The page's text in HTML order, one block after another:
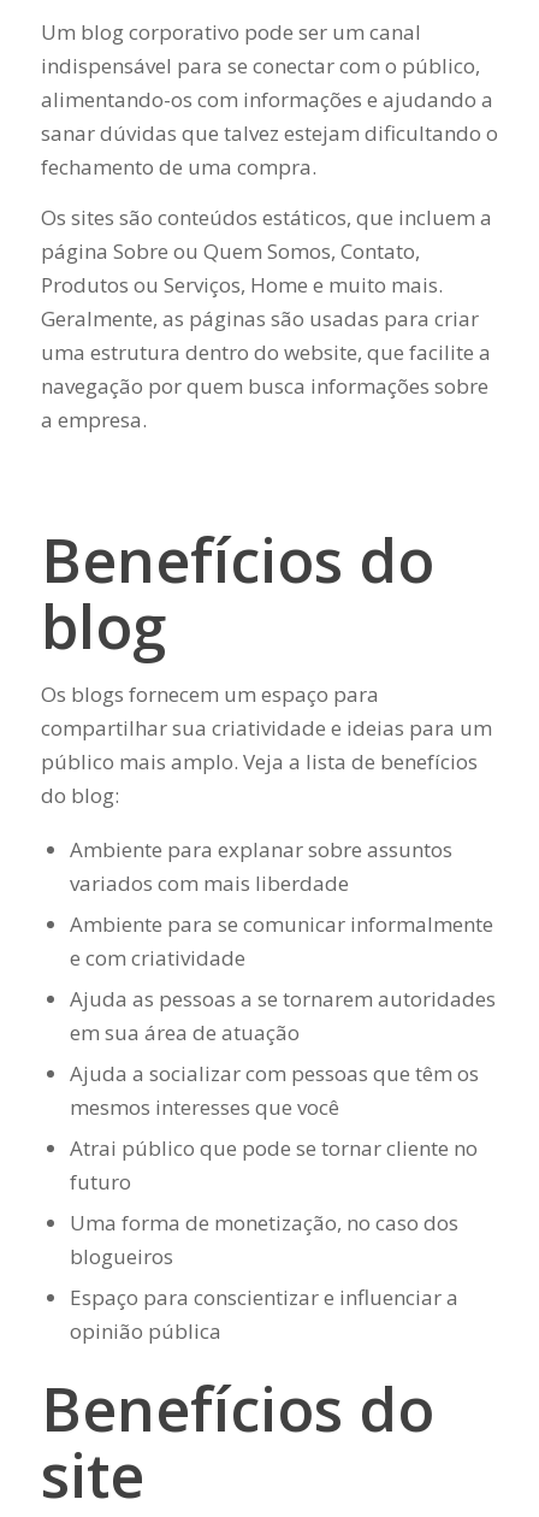
Um blog corporativo pode ser um canal
indispensável para se conectar com o público,
alimentando-os com informações e ajudando a
sanar dúvidas que talvez estejam dificultando o
fechamento de uma compra.
Os sites são conteúdos estáticos, que incluem a
página Sobre ou Quem Somos, Contato,
Produtos ou Serviços, Home e muito mais.
Geralmente, as páginas são usadas para criar
uma estrutura dentro do website, que facilite a
navegação por quem busca informações sobre
a empresa.
Benefícios do
blog
Os blogs fornecem um espaço para
compartilhar sua criatividade e ideias para um
público mais amplo. Veja a lista de benefícios
do blog:
Ambiente para explanar sobre assuntos
variados com mais liberdade
Ambiente para se comunicar informalmente
e com criatividade
Ajuda as pessoas a se tornarem autoridades
em sua área de atuação
Ajuda a socializar com pessoas que têm os
mesmos interesses que você
Atrai público que pode se tornar cliente no
futuro
Uma forma de monetização, no caso dos
blogueiros
Espaço para conscientizar e influenciar a
opinião pública
Benefícios do
site